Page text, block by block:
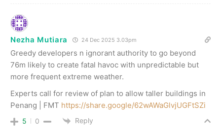
Nezha Mutiara 24 Dec 2025 3.03pm
Greedy developers n ignorant authority to go beyond
76m likely to create fatal havoc with unpredictable but
more frequent extreme weather.
Experts call for review of plan to allow taller buildings in
Penang | FMT https://share.google/62wAWaGlvjUGFtSZi
5 0 Reply